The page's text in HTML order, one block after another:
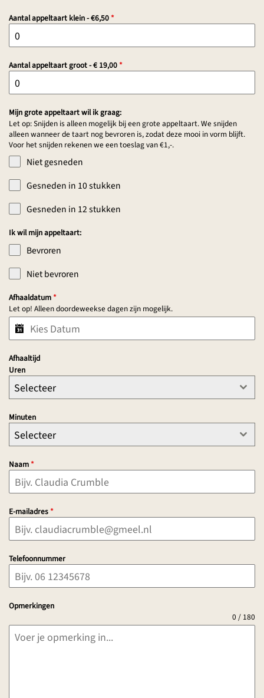
Aantal appeltaart klein - €6,50 *
Aantal appeltaart groot - € 19,00 *
Mijn grote appeltaart wil ik graag:
Let op: Snijden is alleen mogelijk bij een grote appeltaart. We snijden
alleen wanneer de taart nog bevroren is, zodat deze mooi in vorm blijft.
Voor het snijden rekenen we een toeslag van €1,-.
Niet gesneden
Gesneden in 10 stukken
Gesneden in 12 stukken
Ik wil mijn appeltaart:
Bevroren
Niet bevroren
Afhaaldatum *
Let op! Alleen doordeweekse dagen zijn mogelijk.
Afhaaltijd
Uren
Selecteer
Minuten
Selecteer
Naam *
E-mailadres *
Telefoonnummer
Opmerkingen
0 / 180